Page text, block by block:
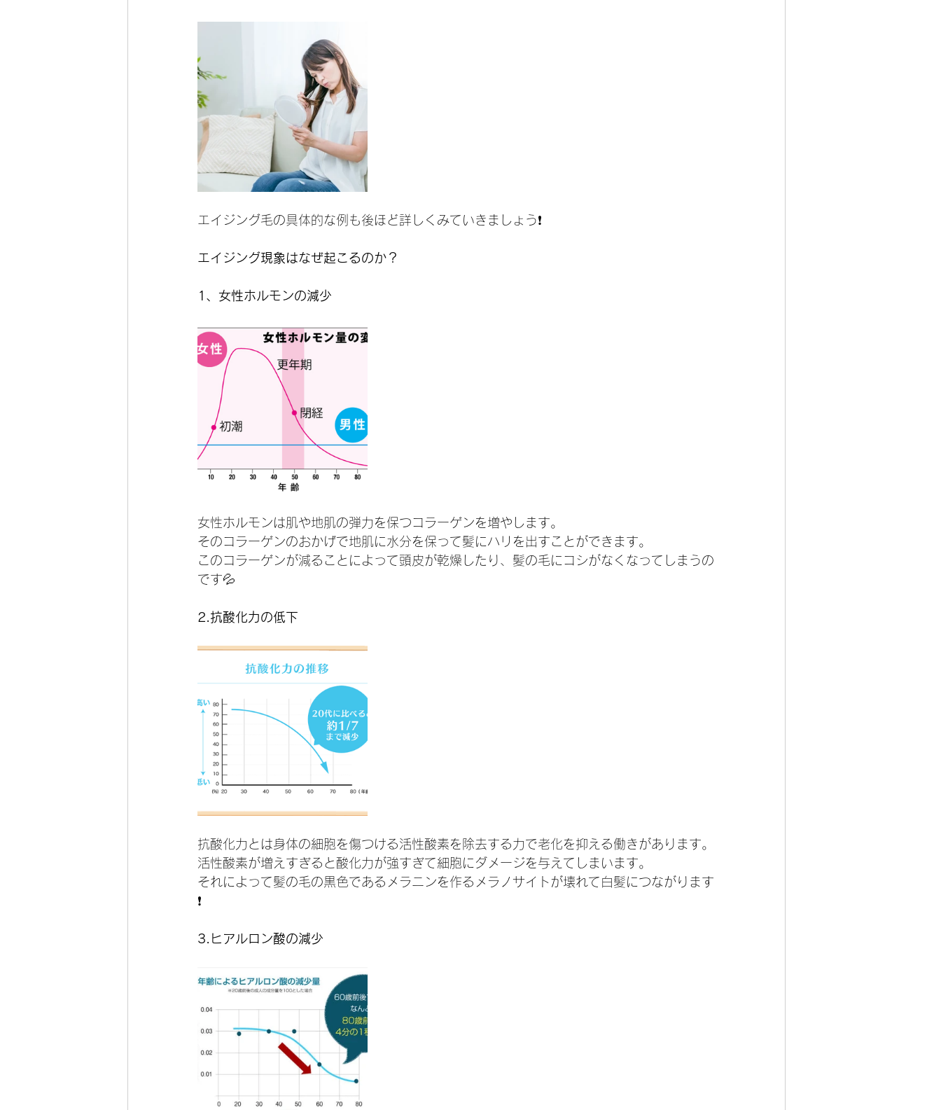
エイジング毛の具体的な例も後ほど詳しくみていきましょう❗️
エイジング現象はなぜ起こるのか？
1、女性ホルモンの減少
女性ホルモンは肌や地肌の弾力を保つコラーゲンを増やします。
そのコラーゲンのおかげで地肌に水分を保って髪にハリを出すことができます。
このコラーゲンが減ることによって頭皮が乾燥したり、髪の毛にコシがなくなってしまうの
です💦
2.抗酸化力の低下
抗酸化力とは身体の細胞を傷つける活性酸素を除去する力で老化を抑える働きがあります。
活性酸素が増えすぎると酸化力が強すぎて細胞にダメージを与えてしまいます。
それによって髪の毛の黒色であるメラニンを作るメラノサイトが壊れて白髪につながります
❗️
3.ヒアルロン酸の減少